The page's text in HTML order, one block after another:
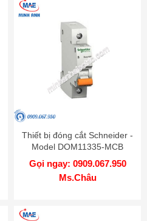
Thiết bị đóng cắt Schneider -
Model DOM11335-MCB
Gọi ngay: 0909.067.950
Ms.Châu